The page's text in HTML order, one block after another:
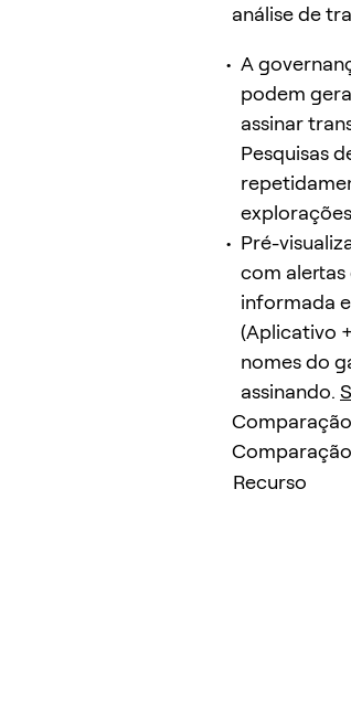
análise de
A
podem
assinar
Pesquisas
Pré-
com
informada
(Aplicativo
nomes do
assinando.
Recurso